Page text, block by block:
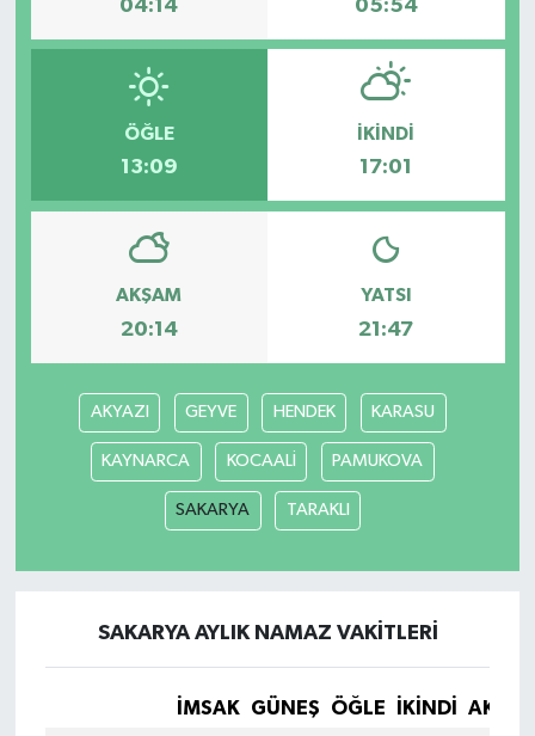
04:14 05:54
ÖĞLE
13:09
İKINDI
17:01
AKŞAM
20:14
YATSI
21:47
AKYAZI GEYVE HENDEK KARASU
KAYNARCA KOCAALİ PAMUKOVA
SAKARYA TARAKLI
SAKARYA AYLIK NAMAZ VAKITLERI
İMSAK GÜNEŞ ÖĞLE İKINDI